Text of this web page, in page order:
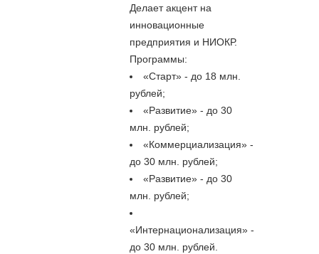
Делает акцент на
инновационные
предприятия и НИОКР.
Программы:
«Старт» - до 18 млн.
рублей;
«Развитие» - до 30
млн. рублей;
«Коммерциализация» -
до 30 млн. рублей;
«Развитие» - до 30
млн. рублей;
«Интернационализация» -
до 30 млн. рублей.